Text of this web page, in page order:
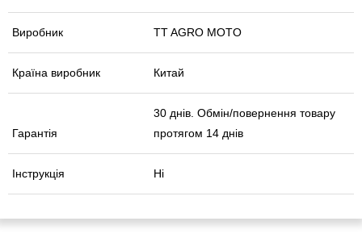
Виробник TT AGRO MOTO
Країна виробник Китай
Гарантія
30 днів. Обмін/повернення товару
протягом 14 днів
Інструкція Ні